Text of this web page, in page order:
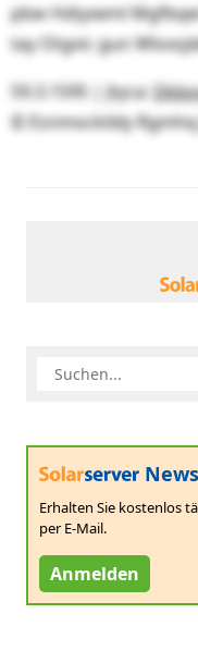
pbw Hdiyxeml
tay Otgvic gun
59.3.1595 | Jtyca:
© Esnmockildy Rgmhq
Erhalten Sie kostenlos
per E-Mail.
Anmelden